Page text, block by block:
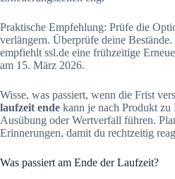
Praktische Empfehlung: Prüfe die
verlängern. Überprüfe deine
empfiehlt ssl.de eine frühzeitige
am 15. März 2026.
Wisse, was passiert, wenn die Frist
laufzeit ende kann je nach Produkt zu
Ausübung oder Wertverfall führen.
Erinnerungen, damit du rechtzeitig
Was passiert am Ende der Laufzeit?